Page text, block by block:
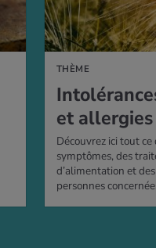
THÈME
et allergies
Découvrez ici tout
symptômes, des
d’alimentation et
personnes